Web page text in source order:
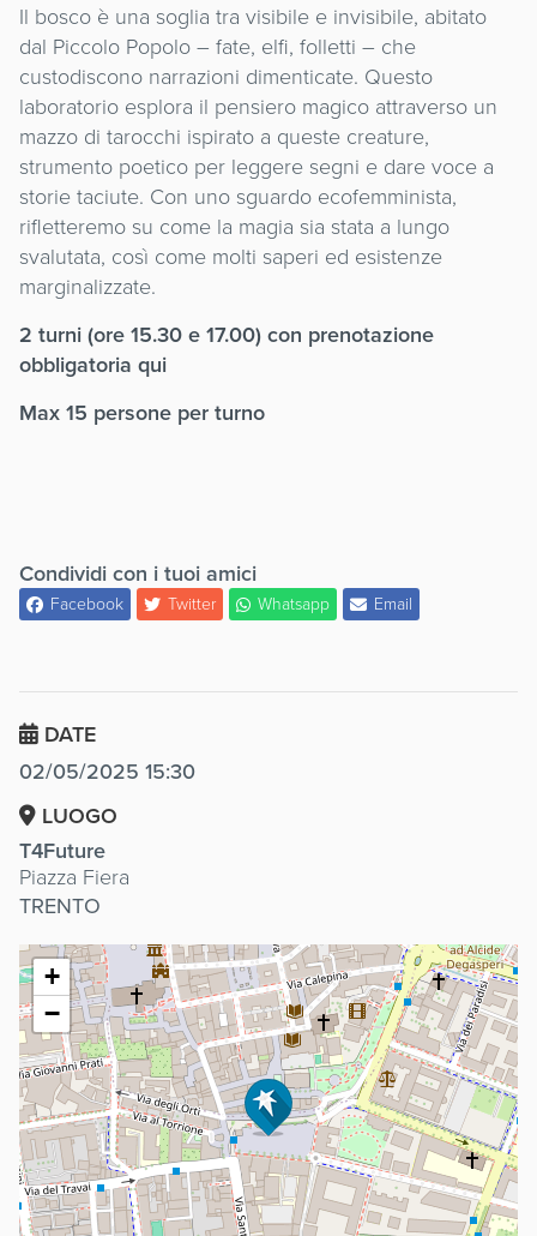
Il bosco è una soglia tra visibile e invisibile, abitato
dal Piccolo Popolo – fate, elfi, folletti – che
custodiscono narrazioni dimenticate. Questo
laboratorio esplora il pensiero magico attraverso un
mazzo di tarocchi ispirato a queste creature,
strumento poetico per leggere segni e dare voce a
storie taciute. Con uno sguardo ecofemminista,
rifletteremo su come la magia sia stata a lungo
svalutata, così come molti saperi ed esistenze
marginalizzate.
2 turni (ore 15.30 e 17.00) con prenotazione
obbligatoria qui
Max 15 persone per turno
Condividi con i tuoi amici
Facebook Twitter Whatsapp Email
DATE
02/05/2025 15:30
LUOGO
T4Future
Piazza Fiera
TRENTO
+
−